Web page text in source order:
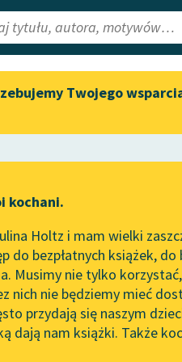
Lektury
redakcyjne
Aktualności
„Prokurator
literatury
Spotkanie z
w Oslo
102. lata temu
Conrad
Twojego
kochani.
Holtz i mam wielki
do bezpłatnych książek,
Musimy nie tylko
nich nie będziemy mieć
przydają się naszym
dają nam książki. Także
róże (cykl)
Leśmian